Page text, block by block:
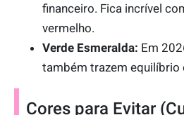
financeiro. Fica incrível
vermelho.
Verde Esmeralda: Em
também trazem equilíbrio
Cores para Evitar